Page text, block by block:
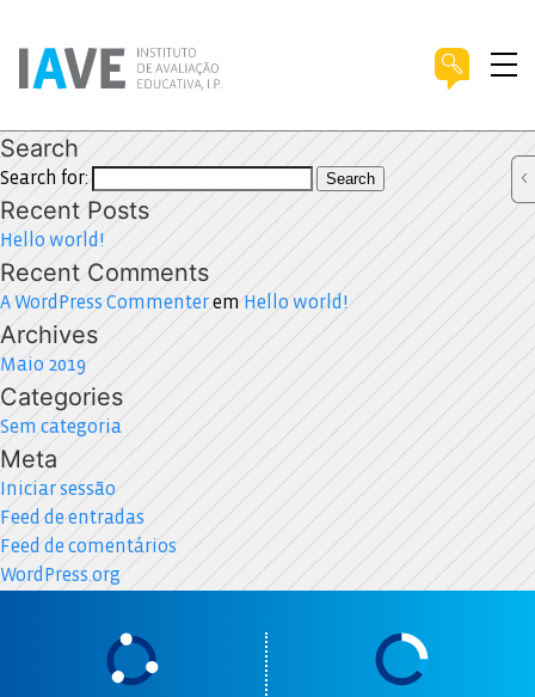
Search
Search for: Search
Recent Posts
Hello world!
Recent Comments
A WordPress Commenterem Hello world!
Archives
Maio 2019
Categories
Sem categoria
Meta
Iniciar sessão
Feed de entradas
Feed de comentários
WordPress.org